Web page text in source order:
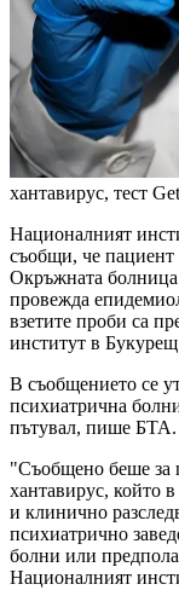
хантавирус, тест
Националният
съобщи, че пациент
Окръжната болница
провежда
взетите проби са
институт в
В съобщението се
психиатрична
пътувал, пише БТА.
"Съобщено беше за
хантавирус, който
и клинично
психиатрично
болни или
Националният